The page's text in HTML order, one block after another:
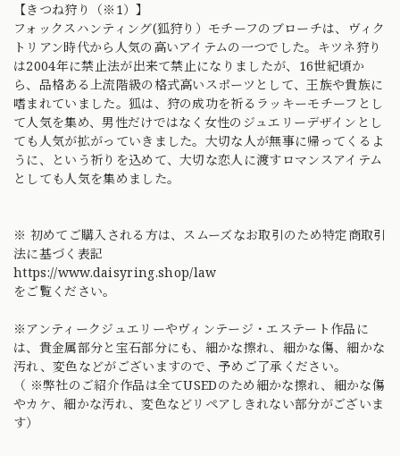
【きつね狩り（※1）】
フォックスハンティング(狐狩り）モチーフのブローチは、ヴィク
トリアン時代から人気の高いアイテムの一つでした。キツネ狩り
は2004年に禁止法が出来て禁止になりましたが、16世紀頃か
ら、品格ある上流階級の格式高いスポーツとして、王族や貴族に
嗜まれていました。狐は、狩の成功を祈るラッキーモチーフとし
て人気を集め、男性だけではなく女性のジュエリーデザインとし
ても人気が拡がっていきました。大切な人が無事に帰ってくるよ
うに、という祈りを込めて、大切な恋人に渡すロマンスアイテム
としても人気を集めました。
※ 初めてご購入される方は、スムーズなお取引のため特定商取引
法に基づく表記
https://www.daisyring.shop/law
をご覧ください。
※アンティークジュエリーやヴィンテージ・エステート作品に
は、貴金属部分と宝石部分にも、細かな擦れ、細かな傷、細かな
汚れ、変色などがございますので、予めご了承ください。
（ ※弊社のご紹介作品は全てUSEDのため細かな擦れ、細かな傷
やカケ、細かな汚れ、変色などリペアしきれない部分がございま
す）